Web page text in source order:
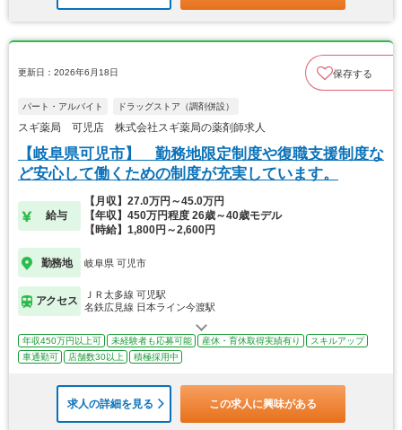
更新日：2026年6月18日 保存する
パート・アルバイト ドラッグストア（調剤併設）
スギ薬局 可児店 株式会社スギ薬局の薬剤師求人
【岐阜県可児市】 勤務地限定制度や復職支援制度な
ど安心して働くための制度が充実しています。
給与
【月収】27.0万円～45.0万円
【年収】450万円程度 26歳～40歳モデル
【時給】1,800円～2,600円
勤務地 岐阜県 可児市
アクセス
ＪＲ太多線 可児駅
名鉄広見線 日本ライン今渡駅
年収450万円以上可 未経験者も応募可能 産休・育休取得実績有り
スキルアップ
車通勤可
店舗数30以上 積極採用中
求人の詳細を見る この求人に興味がある